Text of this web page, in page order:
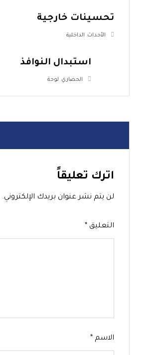
تحسينات خارجية
الأحداث, الداخلية
استبدال النوافذ
الحضاري, لوحة
اترك تعليقاً
لن يتم نشر عنوان بريدك الإلكتروني.
التعليق*
الاسم*